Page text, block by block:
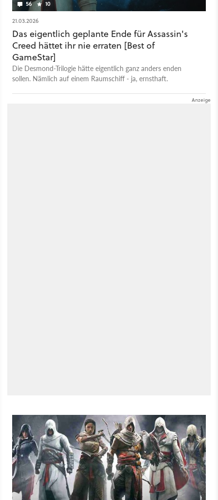
56 10
21.03.2026
Das eigentlich geplante Ende für Assassin's
Creed hättet ihr nie erraten [Best of
GameStar]
Die Desmond-Trilogie hätte eigentlich ganz anders enden
sollen. Nämlich auf einem Raumschiff - ja, ernsthaft.